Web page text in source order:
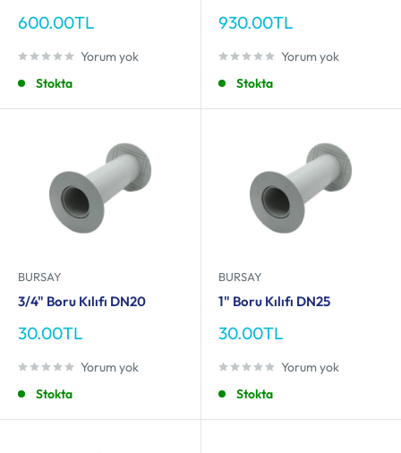
İndirimli
600.00TL
Yorum yok
Stokta
İndirimli
930.00TL
Yorum yok
Stokta
BURSAY
3/4" Boru Kılıfı DN20
İndirimli
30.00TL
Yorum yok
Stokta
BURSAY
1" Boru Kılıfı DN25
İndirimli
30.00TL
Yorum yok
Stokta